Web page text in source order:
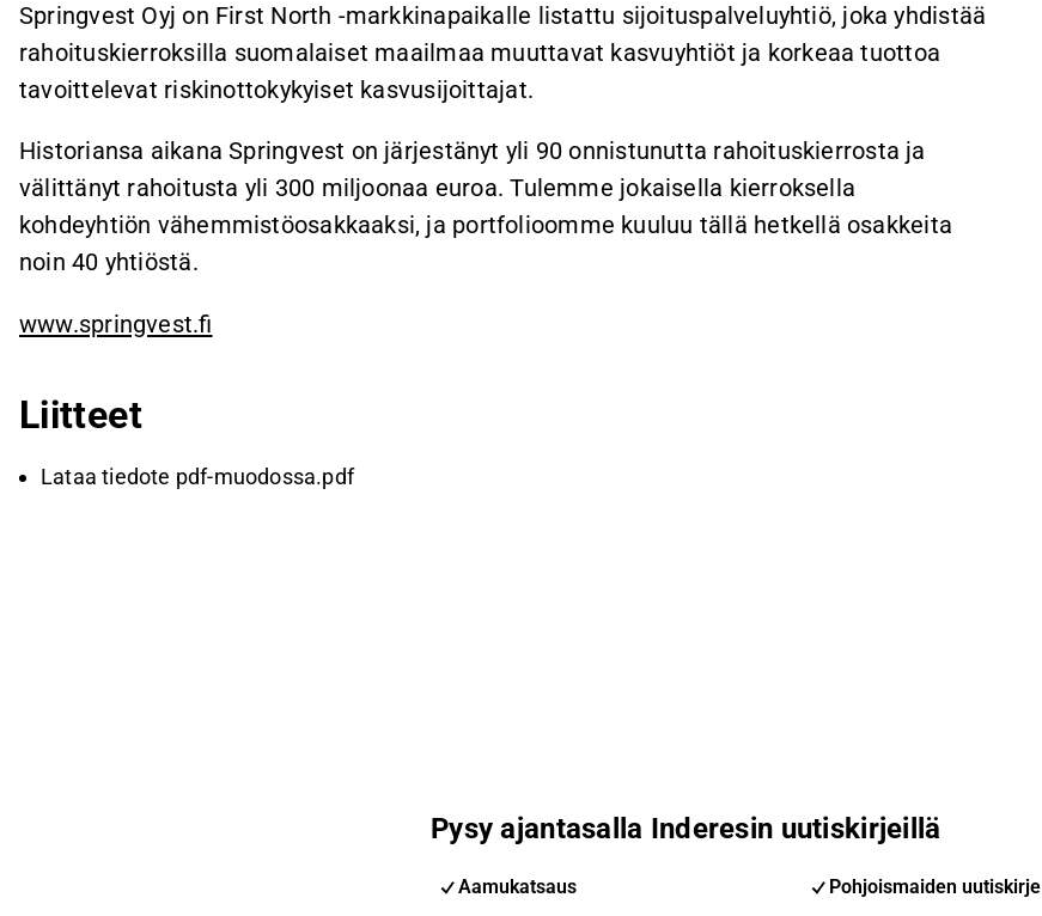
Springvest Oyj on First North -markkinapaikalle listattu sijoituspalveluyhtiö, joka yhdistää
rahoituskierroksilla suomalaiset maailmaa muuttavat kasvuyhtiöt ja korkeaa tuottoa
tavoittelevat riskinottokykyiset kasvusijoittajat.
Historiansa aikana Springvest on järjestänyt yli 90 onnistunutta rahoituskierrosta ja
välittänyt rahoitusta yli 300 miljoonaa euroa. Tulemme jokaisella kierroksella
kohdeyhtiön vähemmistöosakkaaksi, ja portfolioomme kuuluu tällä hetkellä osakkeita
noin 40 yhtiöstä.
www.springvest.fi
Liitteet
Lataa tiedote pdf-muodossa.pdf
Pysy ajantasalla Inderesin uutiskirjeillä
Aamukatsaus
Pohjoismaiden uutiskirje